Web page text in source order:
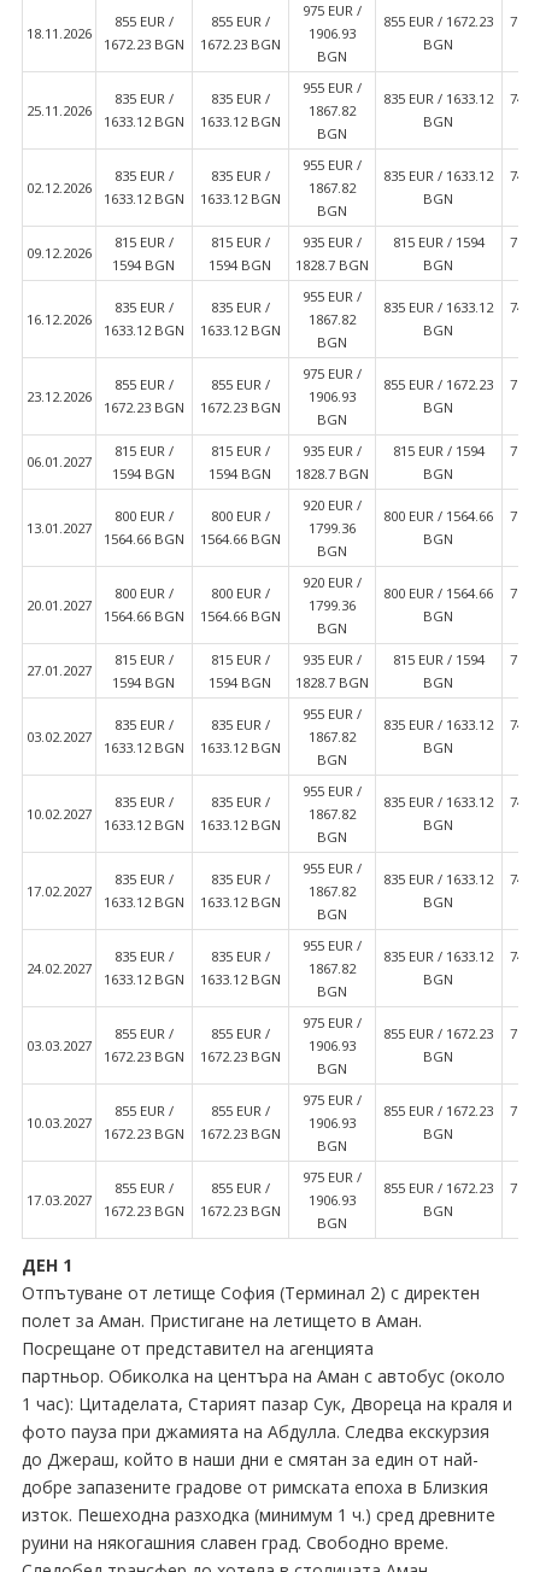
18.11.2026
855 EUR ∕
1672.23 BGN
855 EUR ∕
1672.23 BGN
975 EUR ∕
1906.93
BGN
855 EUR ∕ 1672.23
BGN
765
25.11.2026
835 EUR ∕
1633.12 BGN
835 EUR ∕
1633.12 BGN
955 EUR ∕
1867.82
BGN
835 EUR ∕ 1633.12
BGN
745
02.12.2026
835 EUR ∕
1633.12 BGN
835 EUR ∕
1633.12 BGN
955 EUR ∕
1867.82
BGN
835 EUR ∕ 1633.12
BGN
745
09.12.2026
815 EUR ∕
1594 BGN
815 EUR ∕
1594 BGN
935 EUR ∕
1828.7 BGN
815 EUR ∕ 1594
BGN
725
16.12.2026
835 EUR ∕
1633.12 BGN
835 EUR ∕
1633.12 BGN
955 EUR ∕
1867.82
BGN
835 EUR ∕ 1633.12
BGN
745
23.12.2026
855 EUR ∕
1672.23 BGN
855 EUR ∕
1672.23 BGN
975 EUR ∕
1906.93
BGN
855 EUR ∕ 1672.23
BGN
765
06.01.2027
815 EUR ∕
1594 BGN
815 EUR ∕
1594 BGN
935 EUR ∕
1828.7 BGN
815 EUR ∕ 1594
BGN
725
13.01.2027
800 EUR ∕
1564.66 BGN
800 EUR ∕
1564.66 BGN
920 EUR ∕
1799.36
BGN
800 EUR ∕ 1564.66
BGN
710
20.01.2027
800 EUR ∕
1564.66 BGN
800 EUR ∕
1564.66 BGN
920 EUR ∕
1799.36
BGN
800 EUR ∕ 1564.66
BGN
710
27.01.2027
815 EUR ∕
1594 BGN
815 EUR ∕
1594 BGN
935 EUR ∕
1828.7 BGN
815 EUR ∕ 1594
BGN
725
03.02.2027
835 EUR ∕
1633.12 BGN
835 EUR ∕
1633.12 BGN
955 EUR ∕
1867.82
BGN
835 EUR ∕ 1633.12
BGN
745
10.02.2027
835 EUR ∕
1633.12 BGN
835 EUR ∕
1633.12 BGN
955 EUR ∕
1867.82
BGN
835 EUR ∕ 1633.12
BGN
745
17.02.2027
835 EUR ∕
1633.12 BGN
835 EUR ∕
1633.12 BGN
955 EUR ∕
1867.82
BGN
835 EUR ∕ 1633.12
BGN
745
24.02.2027
835 EUR ∕
1633.12 BGN
835 EUR ∕
1633.12 BGN
955 EUR ∕
1867.82
BGN
835 EUR ∕ 1633.12
BGN
745
03.03.2027
855 EUR ∕
1672.23 BGN
855 EUR ∕
1672.23 BGN
975 EUR ∕
1906.93
BGN
855 EUR ∕ 1672.23
BGN
765
10.03.2027
855 EUR ∕
1672.23 BGN
855 EUR ∕
1672.23 BGN
975 EUR ∕
1906.93
BGN
855 EUR ∕ 1672.23
BGN
765
17.03.2027
855 EUR ∕
1672.23 BGN
855 EUR ∕
1672.23 BGN
975 EUR ∕
1906.93
BGN
855 EUR ∕ 1672.23
BGN
765
ДЕН 1
Отпътуване от летище София (Терминал 2) с директен
полет за Аман. Пристигане на летището в Аман.
Посрещане от представител на агенцията
партньор. Обиколка на центъра на Аман с автобус (около
1 час): Цитаделата, Старият пазар Сук, Двореца на краля и
фото пауза при джамията на Абдулла. Следва екскурзия
до Джераш, който в наши дни е смятан за един от най-
добре запазените градове от римската епоха в Близкия
изток. Пешеходна разходка (минимум 1 ч.) сред древните
руини на някогашния славен град. Свободно време.